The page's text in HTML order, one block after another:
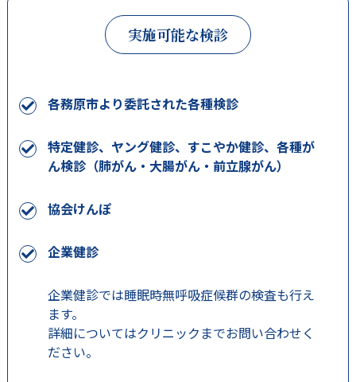
実施可能な検診
各務原市より委託された各種検診
特定健診、ヤング健診、すこやか健診、各種が
ん検診（肺がん・大腸がん・前立腺がん）
協会けんぽ
企業健診
企業健診では睡眠時無呼吸症候群の検査も行え
ます。
詳細についてはクリニックまでお問い合わせく
ださい。